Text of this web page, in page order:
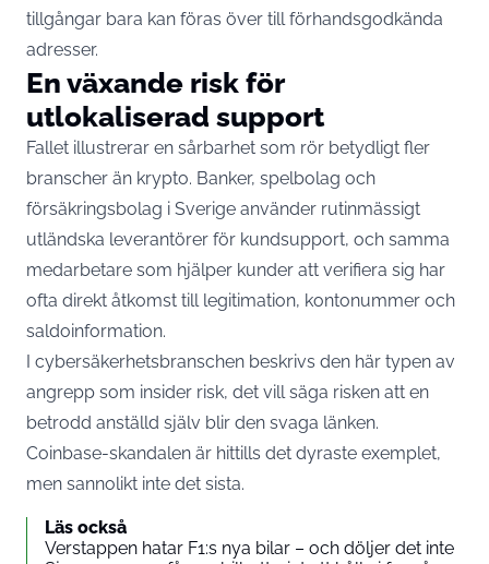
tillgångar bara kan föras över till förhandsgodkända
adresser.
En växande risk för
utlokaliserad support
Fallet illustrerar en sårbarhet som rör betydligt fler
branscher än krypto. Banker, spelbolag och
försäkringsbolag i Sverige använder rutinmässigt
utländska leverantörer för kundsupport, och samma
medarbetare som hjälper kunder att verifiera sig har
ofta direkt åtkomst till legitimation, kontonummer och
saldoinformation.
I cybersäkerhetsbranschen beskrivs den här typen av
angrepp som insider risk, det vill säga risken att en
betrodd anställd själv blir den svaga länken.
Coinbase-skandalen är hittills det dyraste exemplet,
men sannolikt inte det sista.
Läs också
Verstappen hatar F1:s nya bilar – och döljer det inte